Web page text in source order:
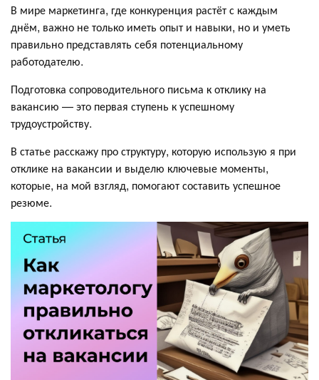
В мире маркетинга, где конкуренция растёт с каждым
днём, важно не только иметь опыт и навыки, но и уметь
правильно представлять себя потенциальному
работодателю.
Подготовка сопроводительного письма к отклику на
вакансию — это первая ступень к успешному
трудоустройству.
В статье расскажу про структуру, которую использую я при
отклике на вакансии и выделю ключевые моменты,
которые, на мой взгляд, помогают составить успешное
резюме.